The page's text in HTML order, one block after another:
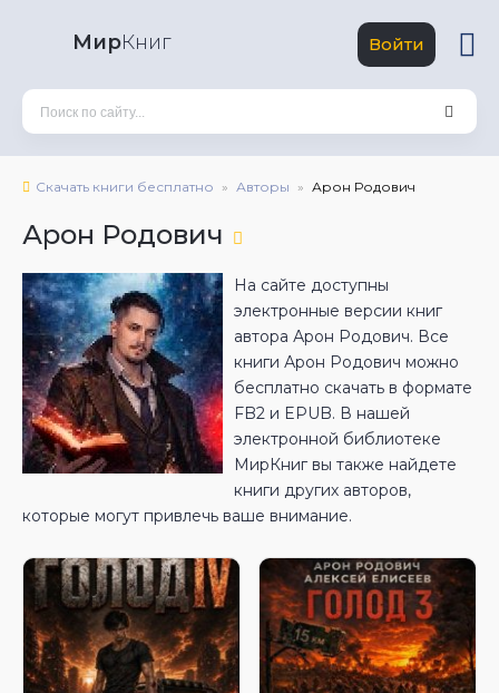
МирКниг Войти
Скачать книги бесплатно Авторы Арон Родович
Арон Родович
На сайте доступны
электронные версии книг
автора Арон Родович. Все
книги Арон Родович можно
бесплатно скачать в формате
FB2 и EPUB. В нашей
электронной библиотеке
МирКниг вы также найдете
книги других авторов,
которые могут привлечь ваше внимание.